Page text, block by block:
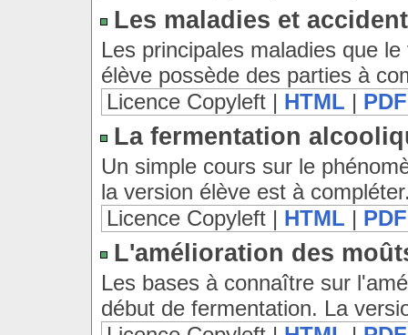
Les maladies et
Les principales maladies que
élève possède des parties à
Licence Copyleft | HTML | PDF
La fermentation
Un simple cours sur le
la version élève est à
Licence Copyleft | HTML | PDF
L'amélioration des
Les bases à connaître sur
début de fermentation. La